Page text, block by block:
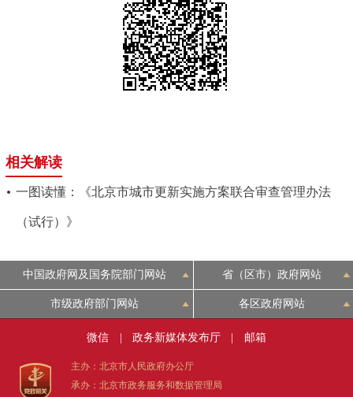
相关解读
一图读懂：《北京市城市更新实施方案联合审查管理办法
（试行）》
中国政府网及国务院部门网站 省（区市）政府网站
市级政府部门网站 各区政府网站
微信 政务新媒体发布厅 邮箱
主办：北京市人民政府办公厅
承办：北京市政务服务和数据管理局